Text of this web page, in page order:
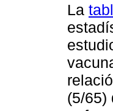
La
(5/65)